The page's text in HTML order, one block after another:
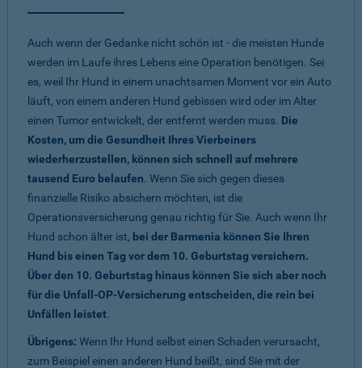
Auch wenn der Gedanke nicht schön ist - die meisten Hunde
werden im Laufe ihres Lebens eine Operation benötigen. Sei
es, weil Ihr Hund in einem unachtsamen Moment vor ein Auto
läuft, von einem anderen Hund gebissen wird oder im Alter
einen Tumor entwickelt, der entfernt werden muss. Die
Kosten, um die Gesundheit Ihres Vierbeiners
wiederherzustellen, können sich schnell auf mehrere
tausend Euro belaufen. Wenn Sie sich gegen dieses
finanzielle Risiko absichern möchten, ist die
Operationsversicherung genau richtig für Sie. Auch wenn Ihr
Hund schon älter ist, bei der Barmenia können Sie Ihren
Hund bis einen Tag vor dem 10. Geburtstag versichern.
Über den 10. Geburtstag hinaus können Sie sich aber noch
für die Unfall-OP-Versicherung entscheiden, die rein bei
Unfällen leistet.
Übrigens: Wenn Ihr Hund selbst einen Schaden verursacht,
zum Beispiel einen anderen Hund beißt, sind Sie mit der